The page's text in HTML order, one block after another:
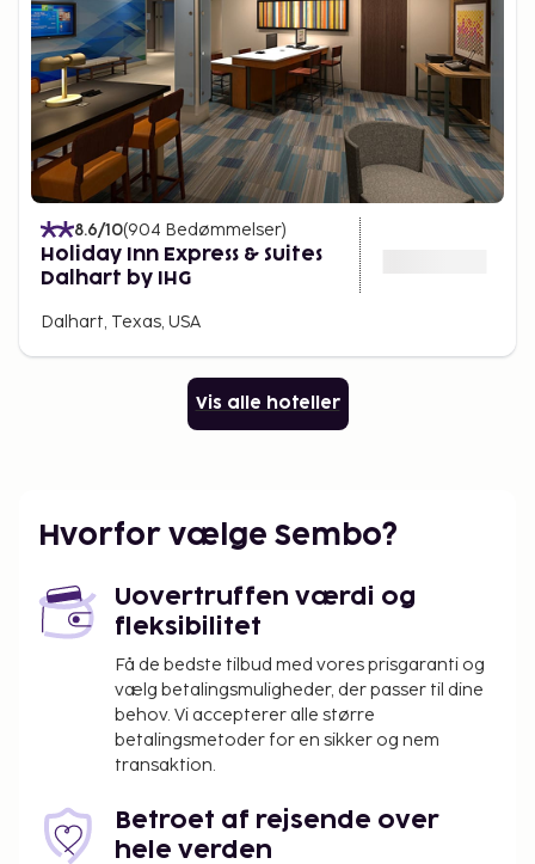
8.6/10(904 Bedømmelser)
Holiday Inn Express & Suites
Dalhart by IHG
Dalhart, Texas, USA
Vis alle hoteller
Hvorfor vælge Sembo?
Uovertruffen værdi og
fleksibilitet
Få de bedste tilbud med vores prisgaranti og
vælg betalingsmuligheder, der passer til dine
behov. Vi accepterer alle større
betalingsmetoder for en sikker og nem
transaktion.
Betroet af rejsende over
hele verden